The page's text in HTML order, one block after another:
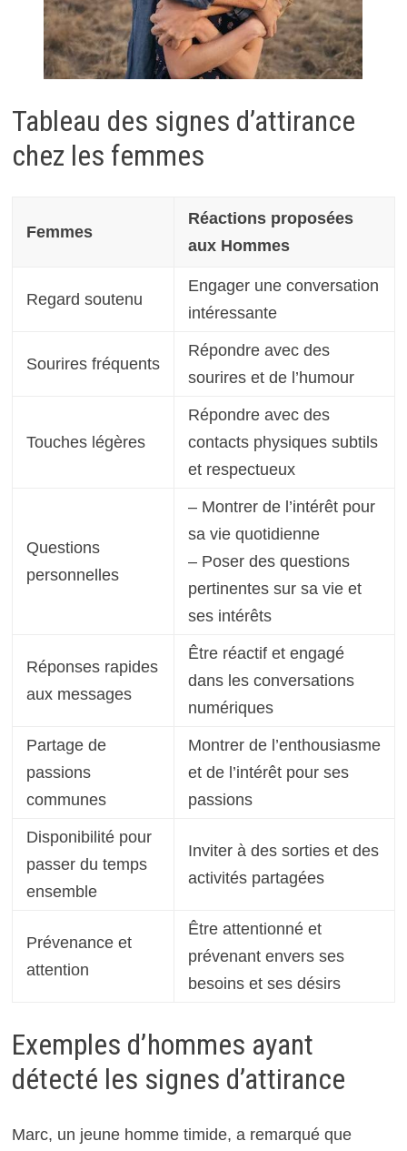
Tableau des signes d’attirance
chez les femmes
Femmes
Réactions proposées
aux Hommes
Regard soutenu
Engager une conversation
intéressante
Sourires fréquents
Répondre avec des
sourires et de l’humour
Touches légères
Répondre avec des
contacts physiques subtils
et respectueux
Questions
personnelles
– Montrer de l’intérêt pour
sa vie quotidienne
– Poser des questions
pertinentes sur sa vie et
ses intérêts
Réponses rapides
aux messages
Être réactif et engagé
dans les conversations
numériques
Partage de
passions
communes
Montrer de l’enthousiasme
et de l’intérêt pour ses
passions
Disponibilité pour
passer du temps
ensemble
Inviter à des sorties et des
activités partagées
Prévenance et
attention
Être attentionné et
prévenant envers ses
besoins et ses désirs
Exemples d’hommes ayant
détecté les signes d’attirance
Marc, un jeune homme timide, a remarqué que